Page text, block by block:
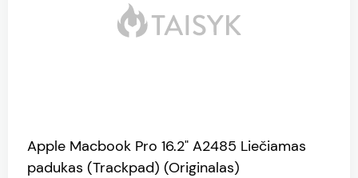
Apple Macbook Pro 16.2" A2485 Liečiamas
padukas (Trackpad) (Originalas)